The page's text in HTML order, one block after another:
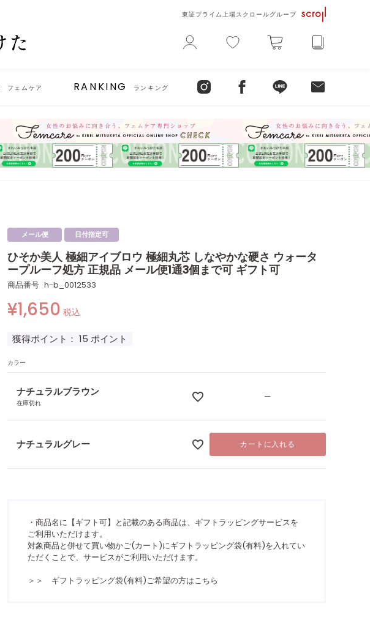
東証プライム上場スクロールグループ
フェムケア RANKING ランキング
メール便 日付指定可
ひそか美人 極細アイブロウ 極細丸芯 しなやかな硬さ ウォータ
ープルーフ処方 正規品 メール便1通3個まで可 ギフト可
商品番号 h-b_0012533
¥1,650 税込
獲得ポイント： 15 ポイント
カラー
ナチュラルブラウン
在庫切れ
—
ナチュラルグレー カートに入れる
・商品名に【ギフト可】と記載のある商品は、ギフトラッピングサービスを
ご利用いただけます。
対象商品と併せて買い物かご(カート)にギフトラッピング袋(有料)を入れてい
ただくことで、サービスがご利用いただけます。
＞＞ ギフトラッピング袋(有料)ご希望の方はこちら